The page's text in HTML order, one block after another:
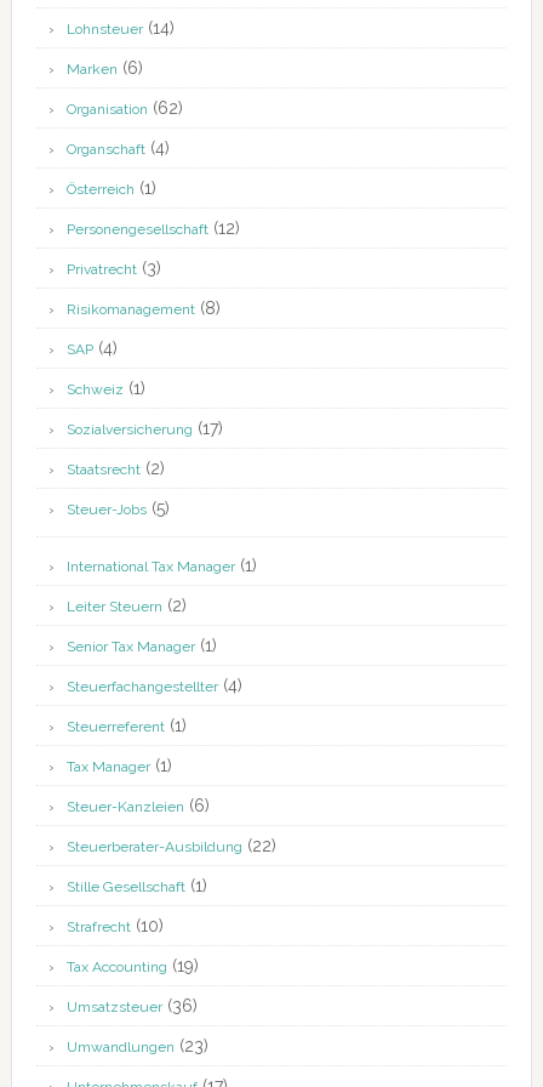
Lohnsteuer(14)
Marken (6)
Organisation (62)
Organschaft(4)
Österreich (1)
Personengesellschaft(12)
Privatrecht(3)
Risikomanagement(8)
SAP(4)
Schweiz (1)
Sozialversicherung (17)
Staatsrecht(2)
Steuer-Jobs(5)
International Tax Manager(1)
Leiter Steuern (2)
Senior Tax Manager(1)
Steuerfachangestellter(4)
Steuerreferent(1)
Tax Manager(1)
Steuer-Kanzleien (6)
Steuerberater-Ausbildung (22)
Stille Gesellschaft(1)
Strafrecht(10)
Tax Accounting (19)
Umsatzsteuer(36)
Umwandlungen (23)